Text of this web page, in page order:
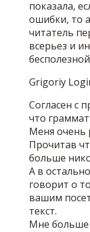
показала,
ошибки, то
читатель
всерьез и
Grigoriy
Согласен с
что
Меня очень
Прочитав
больше
А в
говорит о
вашим
текст.
Мне больше